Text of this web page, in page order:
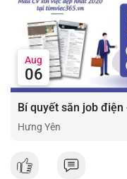
Aug
06
Hưng Yên